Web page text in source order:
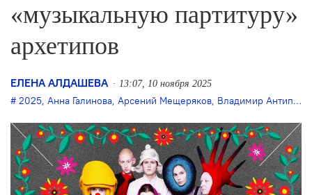
«музыкальную партитуру»
архетипов
ЕЛЕНА АЛДАШЕВА 13:07, 10 ноября 2025
2025, Анна Галинова, Арсений Мещеряков, Владимир Антипов